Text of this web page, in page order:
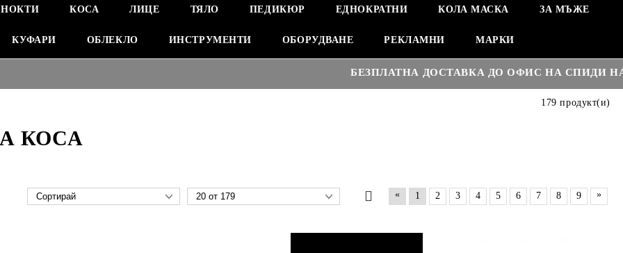
НОКТИ КОСА ЛИЦЕ ТЯЛО ПЕДИКЮР ЕДНОКРАТНИ КОЛА МАСКА ЗА МЪЖЕ
КУФАРИ ОБЛЕКЛО ИНСТРУМЕНТИ ОБОРУДВАНЕ РЕКЛАМНИ МАРКИ
БЕЗПЛАТНА ДОСТАВКА ДО ОФИС НА СПИДИ НАД :
КОСА
179 продукт(и)
« 1 2 3 4 5 6 7 8 9 »